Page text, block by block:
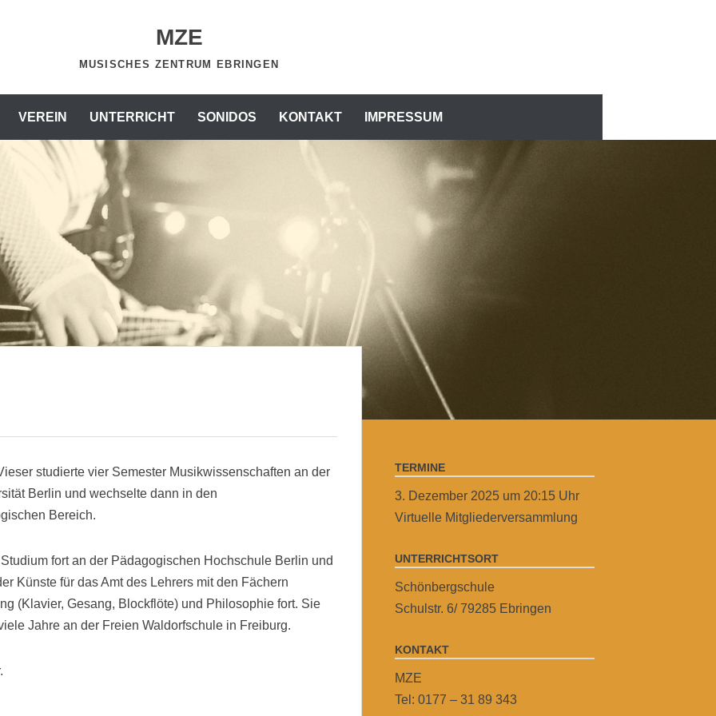
MZE
MUSISCHES ZENTRUM EBRINGEN
VEREIN UNTERRICHT SONIDOS KONTAKT IMPRESSUM
studierte vier Semester Musikwissenschaften an der
Berlin und wechselte dann in den
Bereich.
fort an der Pädagogischen Hochschule Berlin und
Künste für das Amt des Lehrers mit den Fächern
(Klavier, Gesang, Blockflöte) und Philosophie fort. Sie
Jahre an der Freien Waldorfschule in Freiburg.
TERMINE
3. Dezember 2025 um 20:15 Uhr
Virtuelle Mitgliederversammlung
UNTERRICHTSORT
Schönbergschule
Schulstr. 6/ 79285 Ebringen
KONTAKT
MZE
Tel: 0177 – 31 89 343